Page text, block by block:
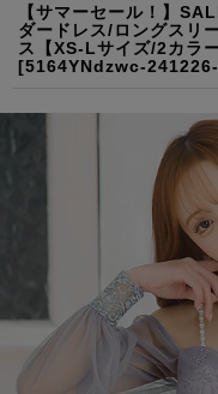
【サマーセール！】
ダードレス/ロングスリ
ス【XS-Lサイズ/2カラ
[5164YNdzwc-